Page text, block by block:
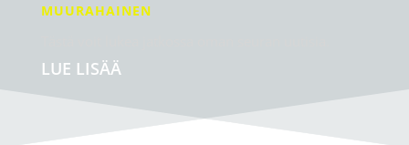
MUURAHAINEN
LUE LISÄÄ